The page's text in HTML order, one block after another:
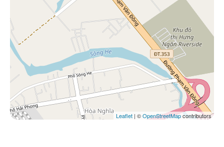
Leaflet | ©OpenStreetMapcontributors